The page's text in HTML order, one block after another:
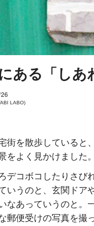
ある「しあ
LABO)
街を散歩していると
をよく見かけました。
デコボコしたりさび
いうのと、玄関ドア
なあっていうのと。
郵便受けの写真を撮